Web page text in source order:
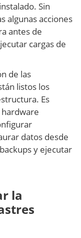
Sin
algunas acciones
antes de
cargas de
de las
listos los
Es
datos desde
y ejecutar
la